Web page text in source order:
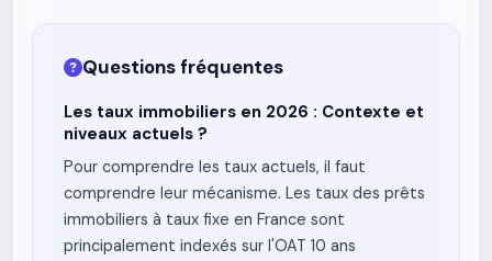
Questions fréquentes
Les taux immobiliers en 2026 : Contexte et
niveaux actuels ?
Pour comprendre les taux actuels, il faut
comprendre leur mécanisme. Les taux des prêts
immobiliers à taux fixe en France sont
principalement indexés sur l'OAT 10 ans